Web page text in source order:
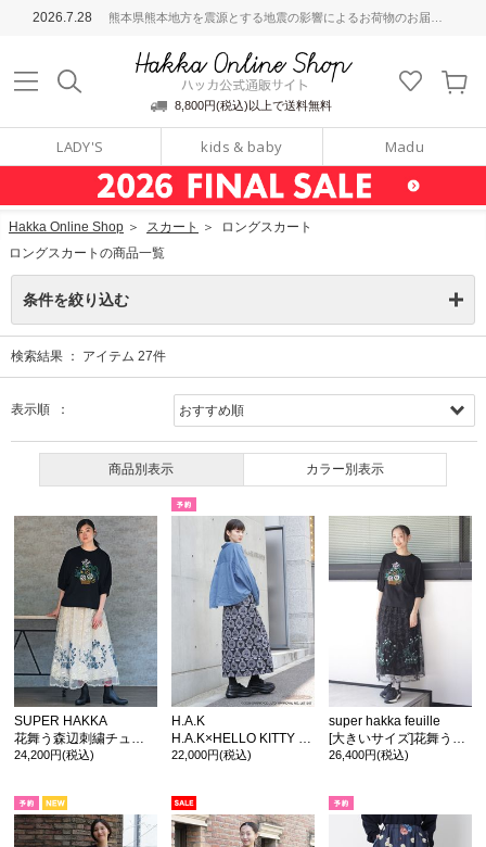
2026.7.28 熊本県熊本地方を震源とする地震の影響によるお荷物のお届けについて
8,800円(税込)以上で送料無料
LADY'S kids & baby Madu
通販サイト
Hakka Online Shop ＞ スカート ＞
ロングスカート
ロングスカートの商品一覧
条件を絞り込む
検索結果 ： アイテム 27件
表示順 ：
商品別表示 カラー別表示
SUPER HAKKA
24,200円(税込)
H.A.K
22,000円(税込)
super hakka feuille
26,400円(税込)